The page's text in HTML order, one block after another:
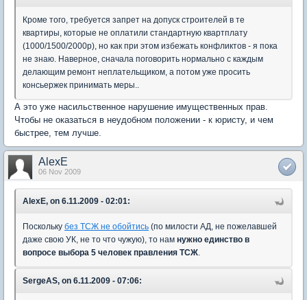
Кроме того, требуется запрет на допуск строителей в те
квартиры, которые не оплатили стандартную квартплату
(1000/1500/2000р), но как при этом избежать конфликтов - я пока
не знаю. Наверное, сначала поговорить нормально с каждым
делающим ремонт неплательщиком, а потом уже просить
консьержек принимать меры..
А это уже насильственное нарушение имущественных прав.
Чтобы не оказаться в неудобном положении - к юристу, и чем
быстрее, тем лучше.
AlexE
06 Nov 2009
AlexE, on 6.11.2009 - 02:01:
Поскольку без ТСЖ не обойтись (по милости АД, не пожелавшей
даже свою УК, не то что чужую), то нам нужно единство в
вопросе выбора 5 человек правления ТСЖ
SergeAS, on 6.11.2009 - 07:06: